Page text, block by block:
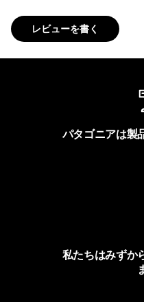
レビューを書く
パタゴニアは製
私たちはみずか